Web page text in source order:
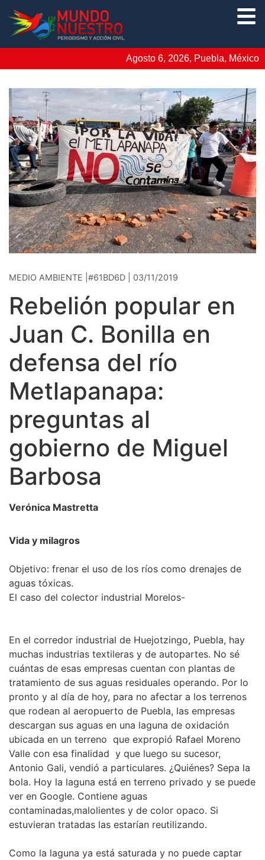
Agosto 6, 2026, Puebla, México
MEDIO AMBIENTE |#61BD6D | 03/11/2019
Rebelión popular en
Juan C. Bonilla en
defensa del río
Metlapanapa:
preguntas al
gobierno de Miguel
Barbosa
Verónica Mastretta
Vida y milagros
Objetivo: frenar el uso de los ríos como drenajes de
aguas tóxicas.
El caso del colector industrial Morelos-
En el corredor industrial de Huejotzingo, Puebla, hay
muchas industrias textileras y de autopartes. No sé
cuántas de esas empresas cuentan con plantas de
tratamiento de sus aguas residuales operando. Por lo
pronto y al día de hoy, para no afectar a los terrenos
que rodean al aeropuerto de Puebla, las empresas
descargan sus aguas en una laguna de oxidación
ubicada en un terreno que expropió Rafael Moreno
Valle con esa finalidad y que luego su sucesor,
Antonio Gali, vendió a particulares. ¿Quiénes? Sepa la
bola. Hoy la laguna está en terreno privado y se puede
ver en Google. Contiene aguas
contaminadas,malolientes y de color opaco. Si
estuvieran tratadas las estarían reutilizando.
Como la laguna ya está saturada y no puede captar